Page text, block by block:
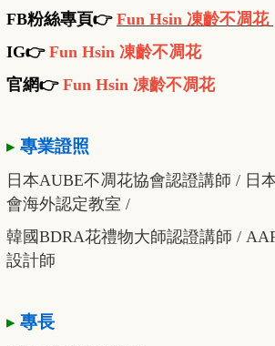
FB粉絲專頁👉 Fun Hsin 凍齡不凋花
IG👉 Fun Hsin 凍齡不凋花
官網👉 Fun Hsin 凍齡不凋花
▸ 專業證照
日本AUBE不凋花協會認證講師 / 日
會海外認定教室 /
韓國BDRA花禮物大師認證講師 /
設計師
▸ 專長